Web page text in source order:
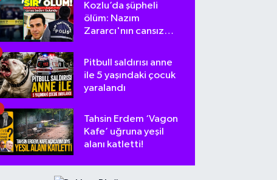
Kozlu’da şüpheli
ölüm: Nazım
Zararcı'nın cansız
Pitbull saldırısı anne
ile 5 yaşındaki çocuk
yaralandı
Tahsin Erdem ‘Vagon
Kafe’ uğruna yeşil
alanı katletti!